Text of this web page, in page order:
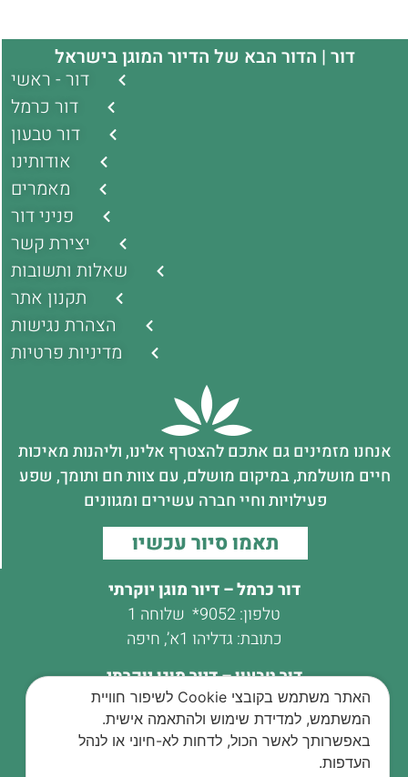
דור | הדור הבא של הדיור המוגן בישראל
דור - ראשי
דור כרמל
דור טבעון
אודותינו
מאמרים
פניני דור
יצירת קשר
שאלות ותשובות
תקנון אתר
הצהרת נגישות
מדיניות פרטיות
אנחנו מזמינים גם אתכם להצטרף אלינו, וליהנות מאיכות
חיים מושלמת, במיקום מושלם, עם צוות חם ותומך, שפע
פעילויות וחיי חברה עשירים ומגוונים
תאמו סיור עכשיו
דור כרמל – דיור מוגן יוקרתי
טלפון:9052*
שלוחה 1
כתובת: גדליהו 1א’, חיפה
דור טבעון – דיור מוגן יוקרתי
טלפון:9052* שלוחה 2
כתובת: משה דיין 8, קריית טבעון
האתר משתמש בקובצי Cookie לשיפור חוויית
המשתמש, למדידת שימוש ולהתאמה אישית.
באפשרותך לאשר הכול, לדחות לא-חיוני או לנהל
העדפות.